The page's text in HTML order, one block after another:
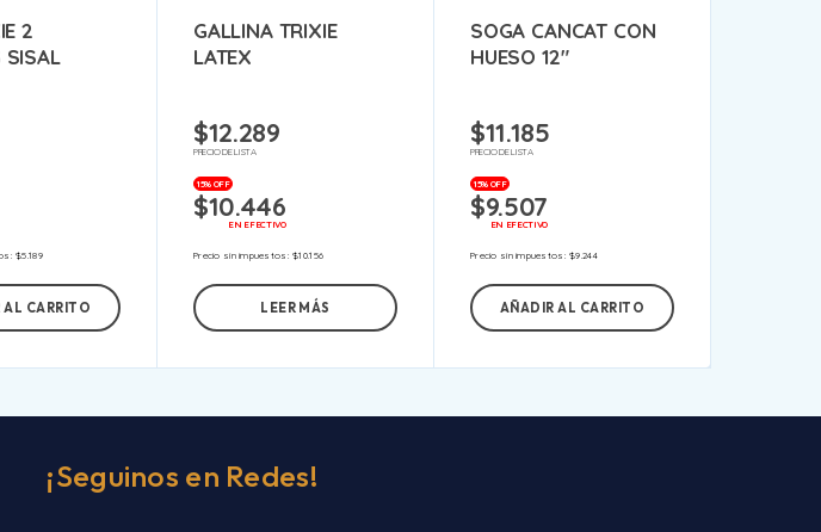
2
SISAL
$5.189
AL CARRITO
GALLINA TRIXIE
LATEX
$12.289
PRECIO DE LISTA
15% OFF
$10.446
EN EFECTIVO
Precio sin impuestos:$10.156
LEER MÁS
SOGA CANCAT CON
HUESO 12″
$11.185
PRECIO DE LISTA
15% OFF
$9.507
EN EFECTIVO
Precio sin impuestos:$9.244
AÑADIR AL CARRITO
¡Seguinos en Redes!